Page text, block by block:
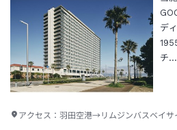
デ
チ…
アクセス： 羽田空港→リムジンバスベイ